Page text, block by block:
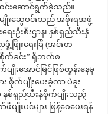
းဆင်းဆောင်ရွက်ခဲ့သည်။
းမျိုးဆွေဝင်းသည် အစိုးရအဖွဲ့
ေးဦးစီးဌာန၊ နှစ်ရှည်သီးနှံ
ဖြိုးရေးခြံ (အင်းတ
စိုက်ခင်း” ရိုဘက်စ
ျိုးအောင်မြင်ဖြစ်ထွန်းနေမှု
စိုက်ပျိုးပေးခဲ့ကာ ပဲခူး
မှ နှစ်ရှည်သီးနှံစိုက်ပျိုးသည့်
ျိုးပင်များ ဖြန့်ဝေပေးရန်